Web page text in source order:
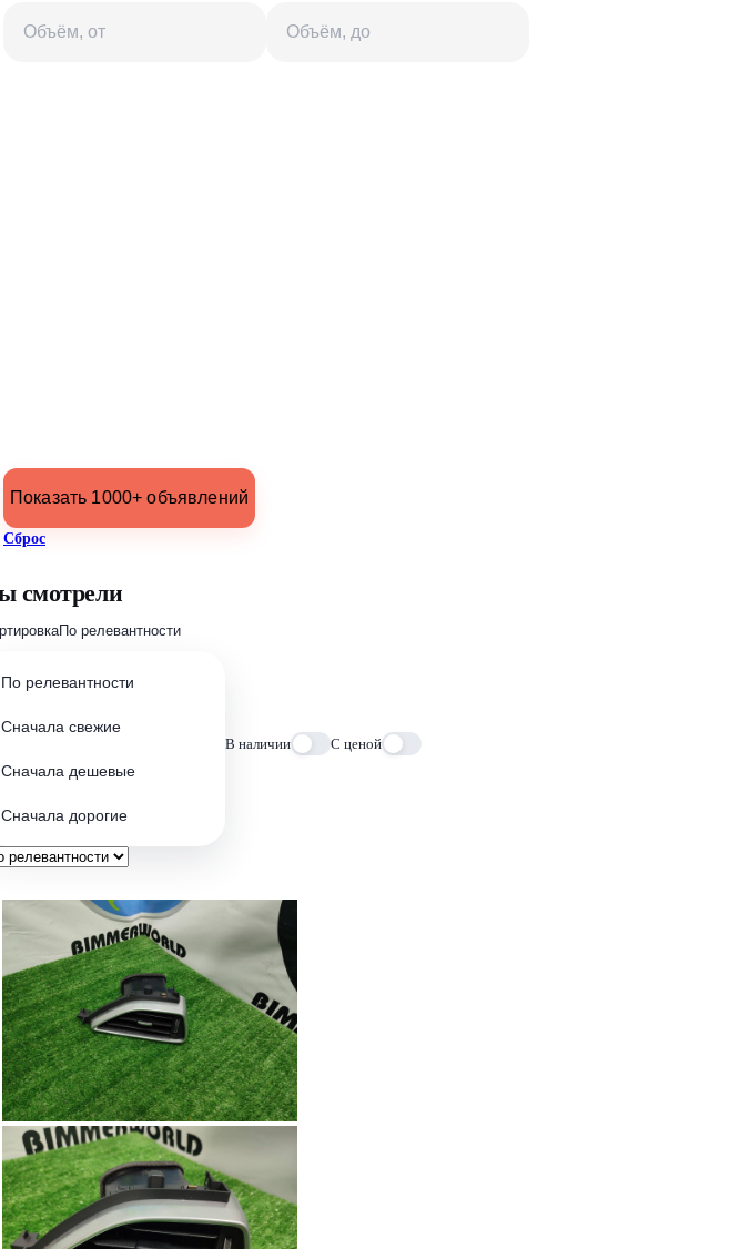
Показать 1000+ объявлений
Сброс
смотрели
По релевантности
По релевантности
Сначала свежие
Сначала дешевые
Сначала дорогие
В наличии С ценой